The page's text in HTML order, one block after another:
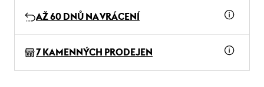
AŽ 60 DNŮ NA VRÁCENÍ
7 KAMENNÝCH PRODEJEN